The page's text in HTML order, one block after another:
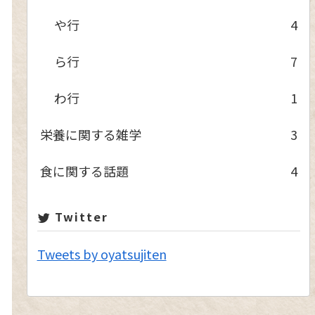
や行
4
ら行
7
わ行
1
栄養に関する雑学
3
食に関する話題
4
Twitter
Tweets by oyatsujiten